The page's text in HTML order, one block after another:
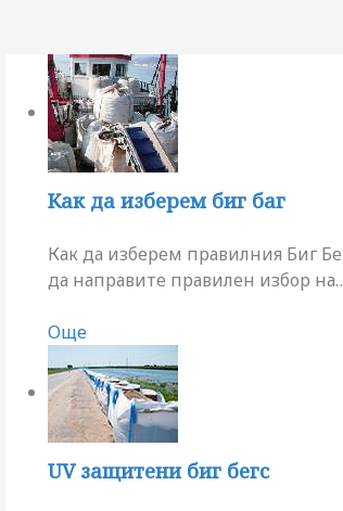
Как да изберем биг баг
Как да изберем правилния Биг
да направите правилен избор на
Още
UV защитени биг бегс